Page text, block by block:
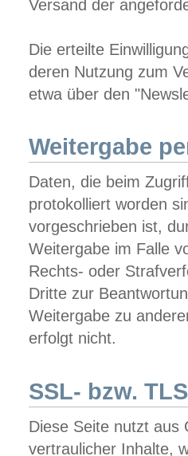
Versand der
Die erteilte
deren Nutzung zum
etwa über den
Weitergabe
Daten, die beim
protokolliert worden
vorgeschrieben ist,
Weitergabe im Falle
Rechts- oder
Dritte zur
Weitergabe zu
erfolgt nicht.
SSL- bzw.
Diese Seite nutzt aus
vertraulicher Inhalte,